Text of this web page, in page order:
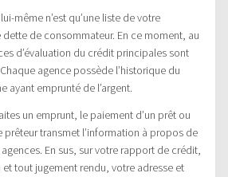
même n’est qu’une liste de votre
de consommateur. En ce moment, au
d’évaluation du crédit principales sont
agence possède l’historique du
ayant emprunté de l’argent.
un emprunt, le paiement d’un prêt ou
prêteur transmet l’information à propos de
En sus, sur votre rapport de crédit,
tout jugement rendu, votre adresse et